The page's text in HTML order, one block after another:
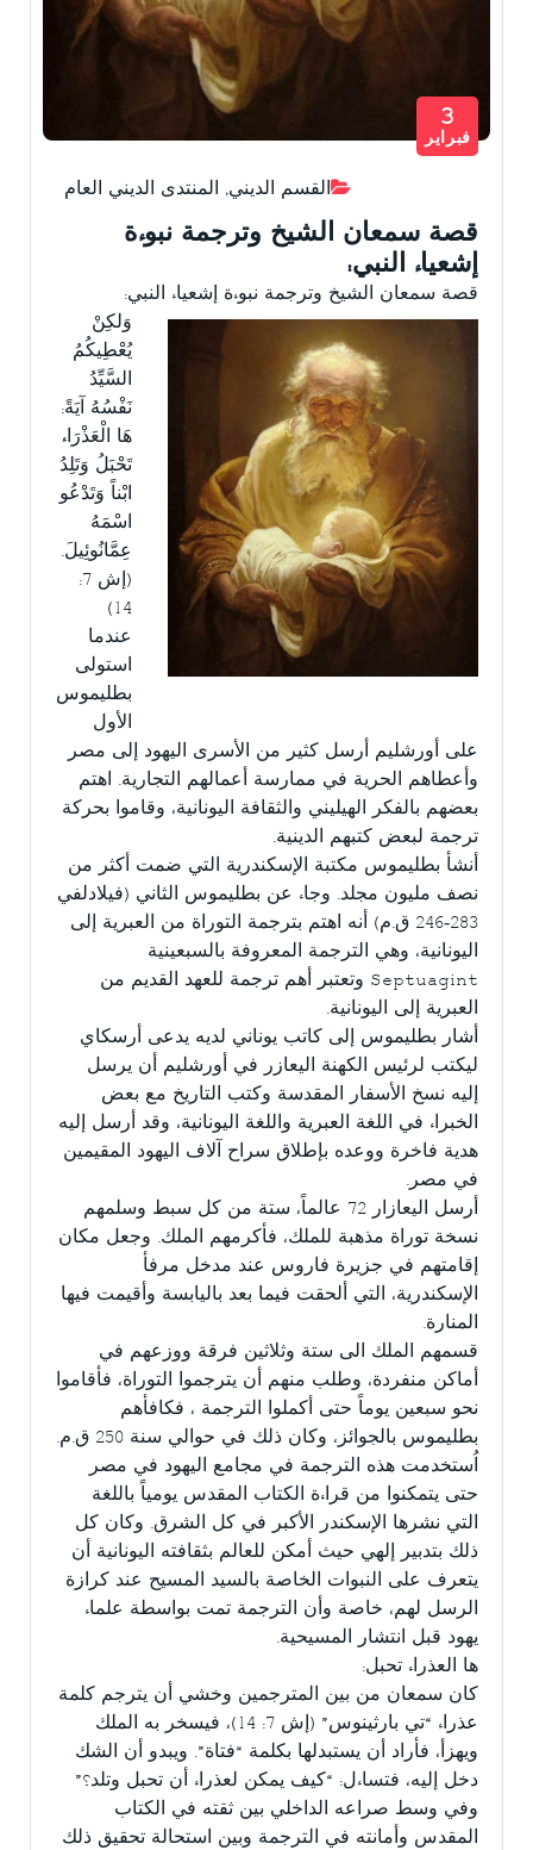
القسم الديني, المنتدى الديني العام
3
فبراير
قصة سمعان الشيخ وترجمة نبوءة
إشعياء النبي:
قصة سمعان الشيخ وترجمة نبوءة إشعياء النبي:
وَلكِنْ
يُعْطِيكُمُ
السَّيِّدُ
نَفْسُهُ آيَةً:
هَا الْعَذْرَاءُ
تَحْبَلُ وَتَلِدُ
ابْناً وَتَدْعُو
اسْمَهُ
عِمَّانُوئِيلَ.
(إش 7:
14)
عندما
استولى
بطليموس
الأول
على أورشليم أرسل كثير من الأسرى اليهود إلى مصر
وأعطاهم الحرية في ممارسة أعمالهم التجارية. اهتم
بعضهم بالفكر الهيليني والثقافة اليونانية، وقاموا بحركة
ترجمة لبعض كتبهم الدينية.
أنشأ بطليموس مكتبة الإسكندرية التي ضمت أكثر من
نصف مليون مجلد. وجاء عن بطليموس الثاني (فيلادلفي
283-246 ق.م) أنه اهتم بترجمة التوراة من العبرية إلى
اليونانية، وهي الترجمة المعروفة بالسبعينية
Septuagint وتعتبر أهم ترجمة للعهد القديم من
العبرية إلى اليونانية.
أشار بطليموس إلى كاتب يوناني لديه يدعى أرسكاي
ليكتب لرئيس الكهنة اليعازر في أورشليم أن يرسل
إليه نسخ الأسفار المقدسة وكتب التاريخ مع بعض
الخبراء في اللغة العبرية واللغة اليونانية، وقد أرسل إليه
هدية فاخرة ووعده بإطلاق سراح آلاف اليهود المقيمين
في مصر.
أرسل اليعازار 72 عالماً، ستة من كل سبط وسلمهم
نسخة توراة مذهبة للملك، فأكرمهم الملك. وجعل مكان
إقامتهم في جزيرة فاروس عند مدخل مرفأ
الإسكندرية، التي ألحقت فيما بعد باليابسة وأقيمت فيها
المنارة.
قسمهم الملك الى ستة وثلاثين فرقة ووزعهم في
أماكن منفردة، وطلب منهم أن يترجموا التوراة، فأقاموا
نحو سبعين يوماً حتى أكملوا الترجمة ، فكافأهم
بطليموس بالجوائز، وكان ذلك في حوالي سنة 250 ق.م.
اُستخدمت هذه الترجمة في مجامع اليهود في مصر
حتى يتمكنوا من قراءة الكتاب المقدس يومياً باللغة
التي نشرها الإسكندر الأكبر في كل الشرق. وكان كل
ذلك بتدبير إلهي حيث أمكن للعالم بثقافته اليونانية أن
يتعرف على النبوات الخاصة بالسيد المسيح عند كرازة
الرسل لهم، خاصة وأن الترجمة تمت بواسطة علماء
يهود قبل انتشار المسيحية.
ها العذراء تحبل:
كان سمعان من بين المترجمين وخشي أن يترجم كلمة
عذراء “تي بارثينوس” (إش 7: 14)، فيسخر به الملك
ويهزأ، فأراد أن يستبدلها بكلمة “فتاة”. ويبدو أن الشك
دخل إليه، فتساءل: “كيف يمكن لعذراء أن تحبل وتلد؟”
وفي وسط صراعه الداخلي بين ثقته في الكتاب
المقدس وأمانته في الترجمة وبين استحالة تحقيق ذلك